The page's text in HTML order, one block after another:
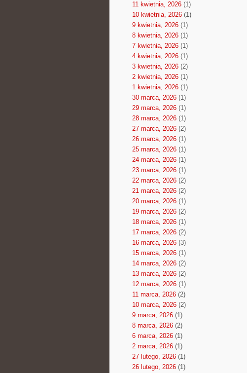
11 kwietnia, 2026(1)
10 kwietnia, 2026(1)
9 kwietnia, 2026(1)
8 kwietnia, 2026(1)
7 kwietnia, 2026(1)
4 kwietnia, 2026(1)
3 kwietnia, 2026(2)
2 kwietnia, 2026(1)
1 kwietnia, 2026(1)
30 marca, 2026(1)
29 marca, 2026(1)
28 marca, 2026(1)
27 marca, 2026(2)
26 marca, 2026(1)
25 marca, 2026(1)
24 marca, 2026(1)
23 marca, 2026(1)
22 marca, 2026(2)
21 marca, 2026(2)
20 marca, 2026(1)
19 marca, 2026(2)
18 marca, 2026(1)
17 marca, 2026(2)
16 marca, 2026(3)
15 marca, 2026(1)
14 marca, 2026(2)
13 marca, 2026(2)
12 marca, 2026(1)
11 marca, 2026(2)
10 marca, 2026(2)
9 marca, 2026(1)
8 marca, 2026(2)
6 marca, 2026(1)
2 marca, 2026(1)
27 lutego, 2026(1)
26 lutego, 2026(1)